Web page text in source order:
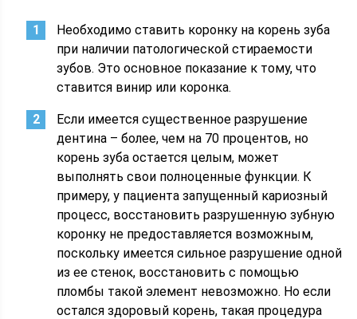
Необходимо ставить коронку на корень зуба
при наличии патологической стираемости
зубов. Это основное показание к тому, что
ставится винир или коронка.
Если имеется существенное разрушение
дентина – более, чем на 70 процентов, но
корень зуба остается целым, может
выполнять свои полноценные функции. К
примеру, у пациента запущенный кариозный
процесс, восстановить разрушенную зубную
коронку не предоставляется возможным,
поскольку имеется сильное разрушение одной
из ее стенок, восстановить с помощью
пломбы такой элемент невозможно. Но если
остался здоровый корень, такая процедура